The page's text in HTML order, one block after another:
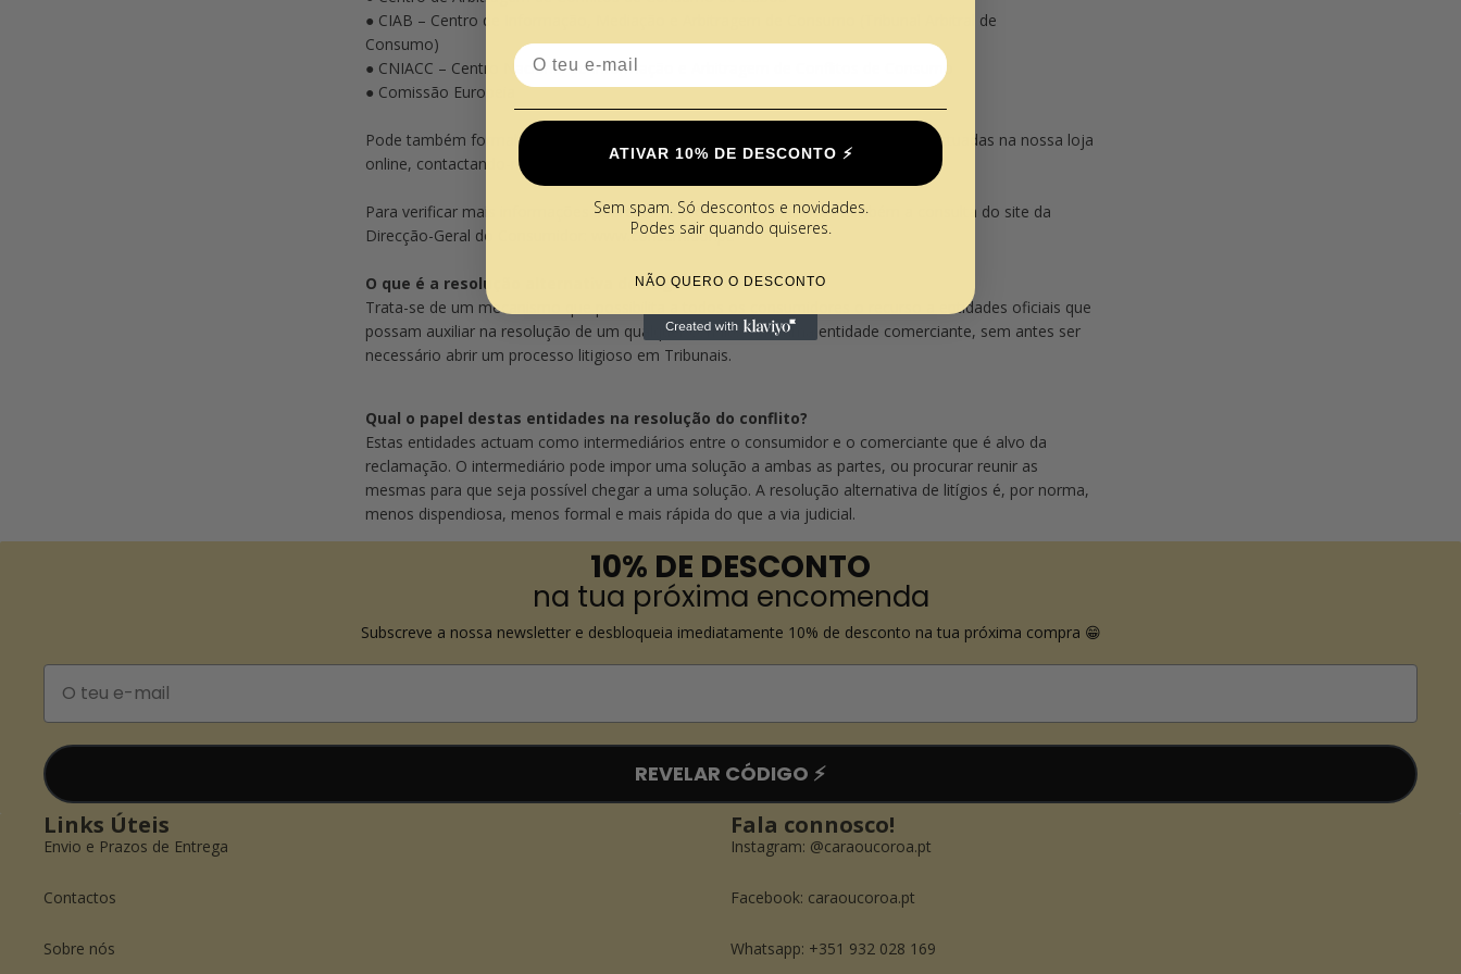
● CIAB – Centro de Informação, Mediação e Arbitragem de Consumo (Tribunal Arbitral de
Consumo)
● CNIACC – Centro Nacional de Informação e Arbitragem de Conflitos de Consumo
● Comissão Europeia
Pode também formalizar as suas queixas e reclamações, relativas a compras efectuadas na nossa loja
online, contactando-nos através do e-mail geral@caraoucoroa.pt.
Para verificar mais informações sobre estes processos, sugerimos também a consulta do site da
Direcção-Geral do Consumidor: www.consumidor.pt.
O que é a resolução alternativa de litígios de consumo?
Trata-se de um mecanismo que possibilita a todos os consumidores o recurso a entidades oficiais que
possam auxiliar na resolução de um qualquer conflito com uma entidade comerciante, sem antes ser
necessário abrir um processo litigioso em Tribunais.
Qual o papel destas entidades na resolução do conflito?
Estas entidades actuam como intermediários entre o consumidor e o comerciante que é alvo da
reclamação. O intermediário pode impor uma solução a ambas as partes, ou procurar reunir as
mesmas para que seja possível chegar a uma solução. A resolução alternativa de litígios é, por norma,
menos dispendiosa, menos formal e mais rápida do que a via judicial.
10% DE DESCONTO
na tua próxima encomenda
Subscreve a nossa newsletter e desbloqueia imediatamente 10% de desconto na tua próxima compra 😁
REVELAR CÓDIGO ⚡️
Links Úteis
Envio e Prazos de Entrega
Contactos
Sobre nós
Fala connosco!
Instagram: @caraoucoroa.pt
Facebook: caraoucoroa.pt
Whatsapp: +351 932 028 169
Política de reembolso
Termos do serviço
Email
ATIVAR 10% DE DESCONTO ⚡️
Sem spam. Só descontos e novidades.
Podes sair quando quiseres.
NÃO QUERO O DESCONTO